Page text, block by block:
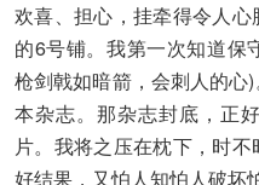
欢喜、担心，挂牵得令人
的6号铺。我第一次知道保
枪剑戟如暗箭，会刺人的心
本杂志。那杂志封底，正
片。我将之压在枕下，时
好结果，又怕人知怕人破坏